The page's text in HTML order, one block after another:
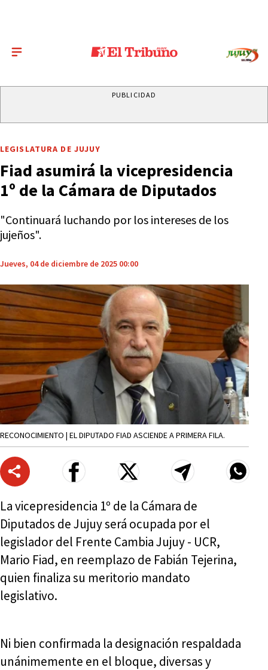
PUBLICIDAD
LEGISLATURA DE JUJUY
Fiad asumirá la vicepresidencia
1º de la Cámara de Diputados
"Continuará luchando por los intereses de los
jujeños".
Jueves, 04 de diciembre de 2025 00:00
RECONOCIMIENTO | EL DIPUTADO FIAD ASCIENDE A PRIMERA FILA.
La vicepresidencia 1º de la Cámara de
Diputados de Jujuy será ocupada por el
legislador del Frente Cambia Jujuy - UCR,
Mario Fiad, en reemplazo de Fabián Tejerina,
quien finaliza su meritorio mandato
legislativo.
Ni bien confirmada la designación respaldada
unánimemente en el bloque, diversas y